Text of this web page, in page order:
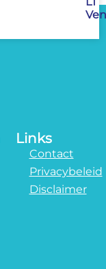
Links
Contact
Privacybeleid
Disclaimer